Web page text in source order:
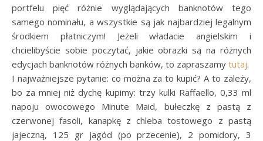
portfelu pięć różnie wyglądających banknotów tego
samego nominału, a wszystkie są jak najbardziej legalnym
środkiem płatniczym! Jeżeli władacie angielskim i
chcielibyście sobie poczytać, jakie obrazki są na różnych
edycjach banknotów różnych banków, to zapraszamy tutaj.
I najważniejsze pytanie: co można za to kupić? A to zależy,
bo za mniej niż dychę kupimy: trzy kulki Raffaello, 0,33 ml
napoju owocowego Minute Maid, bułeczkę z pastą z
czerwonej fasoli, kanapkę z chleba tostowego z pastą
jajeczną, 125 gr jagód (po przecenie), 2 pomidory, 3